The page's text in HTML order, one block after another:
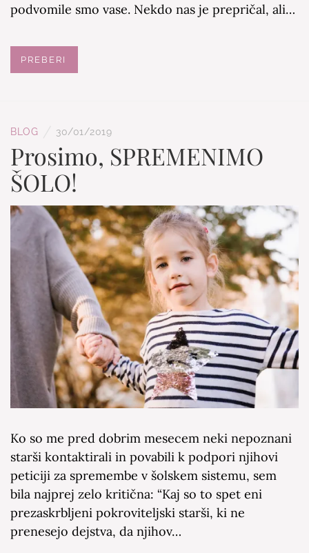
podvomile smo vase. Nekdo nas je prepričal, ali…
PREBERI
BLOG 30/01/2019
Prosimo, SPREMENIMO
ŠOLO!
Ko so me pred dobrim mesecem neki nepoznani
starši kontaktirali in povabili k podpori njihovi
peticiji za spremembe v šolskem sistemu, sem
bila najprej zelo kritična: “Kaj so to spet eni
prezaskrbljeni pokroviteljski starši, ki ne
prenesejo dejstva, da njihov…